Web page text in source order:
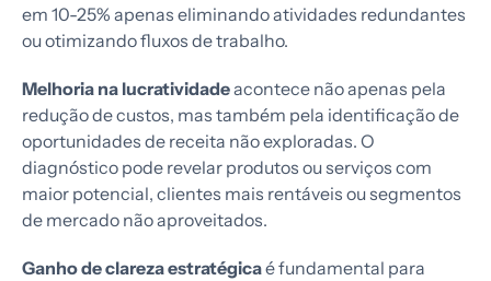
em 10-25% apenas eliminando atividades redundantes
ou otimizando fluxos de trabalho.
Melhoria na lucratividadeacontece não apenas pela
redução de custos, mas também pela identificação de
oportunidades de receita não exploradas. O
diagnóstico pode revelar produtos ou serviços com
maior potencial, clientes mais rentáveis ou segmentos
de mercado não aproveitados.
Ganho de clareza estratégicaé fundamental para